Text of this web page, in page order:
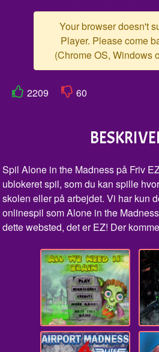
Your browser doesn't
Player. Please come
(Chrome OS, Windows
2209 60
Spil Alone in the Madness på Friv
ublokeret spil, som du kan spille
skolen eller på arbejdet. Vi har kun
onlinespil som Alone in the
dette websted, det er EZ! Der